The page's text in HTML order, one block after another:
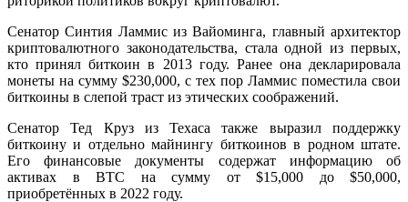
Сенатор Синтия Ламмис из Вайоминга, главный архитектор
криптовалютного законодательства, стала одной из первых,
кто принял биткоин в 2013 году. Ранее она декларировала
монеты на сумму $230,000, с тех пор Ламмис поместила свои
биткоины в слепой траст из этических соображений.
Сенатор Тед Круз из Техаса также выразил поддержку
биткоину и отдельно майнингу биткоинов в родном штате.
Его финансовые документы содержат информацию об
активах в BTC на сумму от $15,000 до $50,000,
приобретённых в 2022 году.